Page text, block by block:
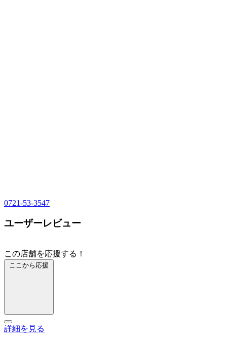
0721-53-3547
ユーザーレビュー
この店舗を応援する！
ここから応援
詳細を見る